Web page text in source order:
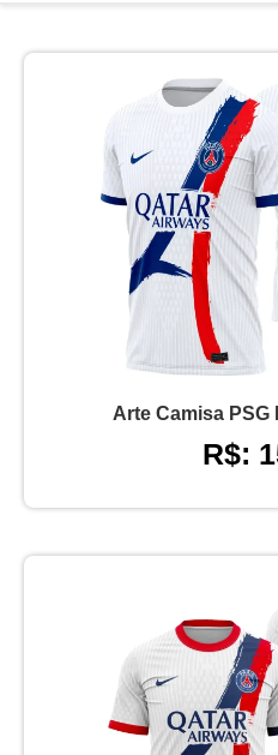
Arte Camisa PSG
R$: